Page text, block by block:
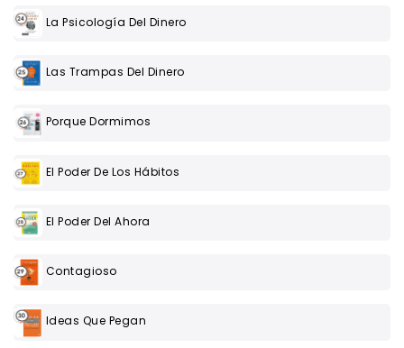
La Psicología Del Dinero
Las Trampas Del Dinero
Porque Dormimos
El Poder De Los Hábitos
El Poder Del Ahora
Contagioso
Ideas Que Pegan